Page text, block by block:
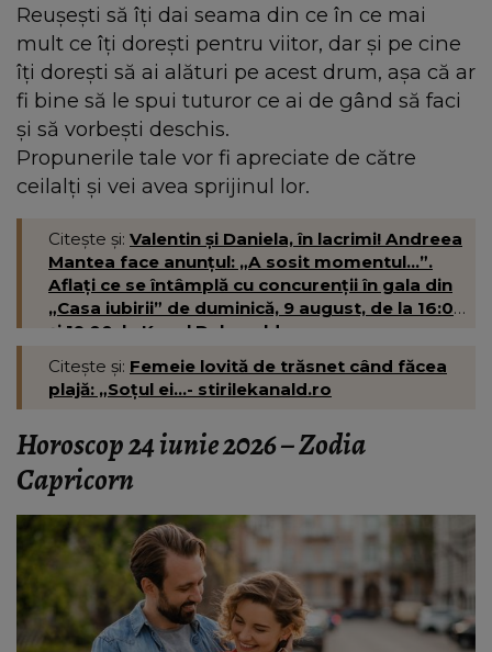
Reușești să îți dai seama din ce în ce mai
mult ce îți dorești pentru viitor, dar și pe cine
îți dorești să ai alături pe acest drum, așa că ar
fi bine să le spui tuturor ce ai de gând să faci
și să vorbești deschis.
Propunerile tale vor fi apreciate de către
ceilalți și vei avea sprijinul lor.
Citește și: Valentin și Daniela, în lacrimi! Andreea
Mantea face anunțul: „A sosit momentul...”.
Aflați ce se întâmplă cu concurenții în gala din
„Casa iubirii” de duminică, 9 august, de la 16:00
și 19:00, la Kanal D- kanald.ro
Citește și: Femeie lovită de trăsnet când făcea
plajă: „Soțul ei...- stirilekanald.ro
Horoscop 24 iunie 2026 – Zodia
Capricorn